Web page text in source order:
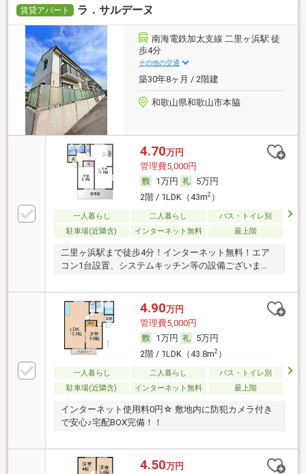
賃貸アパート ラ．サルデーヌ
南海電鉄加太支線 二里ヶ浜駅 徒
歩4分
その他の交通
築30年8ヶ月 / 2階建
和歌山県和歌山市本脇
4.70万円
管理費5,000円
1万円
5万円
2階 / 1LDK（43m2）
一人暮らし 二人暮らし
バス・トイレ別
駐車場(近隣含)
インターネット無料 最上階
二里ヶ浜駅まで徒歩4分！インターネット無料！エア
コン1台設置、システムキッチン等の設備ございま
4.90万円
管理費5,000円
1万円
5万円
2階 / 1LDK（43.8m2）
一人暮らし 二人暮らし
バス・トイレ別
駐車場(近隣含)
インターネット無料 最上階
インターネット使用料0円☆ 敷地内に防犯カメラ付き
で安心♪宅配BOX完備！！
4.50万円